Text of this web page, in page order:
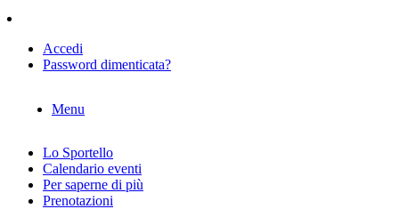
Accedi
Password dimenticata?
Menu
Lo Sportello
Calendario eventi
Per saperne di più
Prenotazioni